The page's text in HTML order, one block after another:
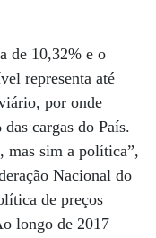
de 10,32% e o
representa até
por onde
cargas do País.
mas sim a política”,
Nacional do
de preços
longo de 2017